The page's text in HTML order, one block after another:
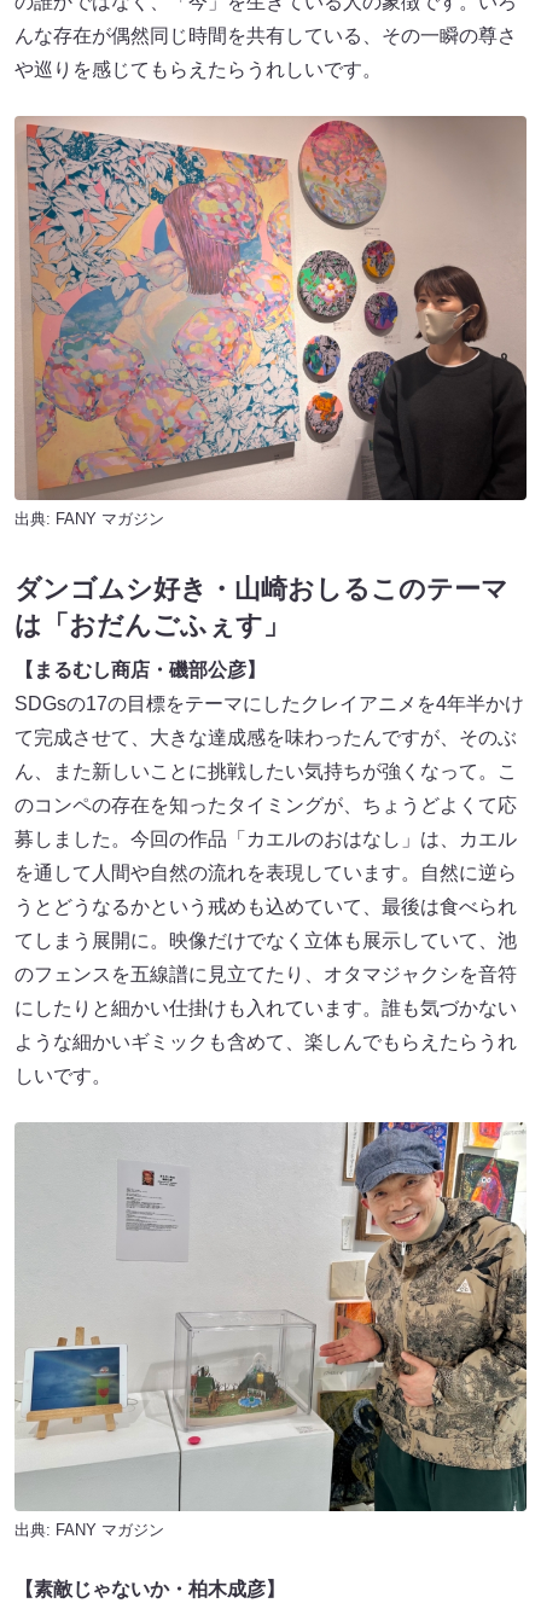
んな存在が偶然同じ時間を共有している、その一瞬の尊さ
や巡りを感じてもらえたらうれしいです。
出典: FANY マガジン
ダンゴムシ好き・山崎おしるこのテーマ
は「おだんごふぇす」
【まるむし商店・磯部公彦】
SDGsの17の目標をテーマにしたクレイアニメを4年半かけ
て完成させて、大きな達成感を味わったんですが、そのぶ
ん、また新しいことに挑戦したい気持ちが強くなって。こ
のコンペの存在を知ったタイミングが、ちょうどよくて応
募しました。今回の作品「カエルのおはなし」は、カエル
を通して人間や自然の流れを表現しています。自然に逆ら
うとどうなるかという戒めも込めていて、最後は食べられ
てしまう展開に。映像だけでなく立体も展示していて、池
のフェンスを五線譜に見立てたり、オタマジャクシを音符
にしたりと細かい仕掛けも入れています。誰も気づかない
ような細かいギミックも含めて、楽しんでもらえたらうれ
しいです。
出典: FANY マガジン
【素敵じゃないか・柏木成彦】